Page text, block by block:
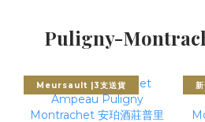
Puligny-
Meursault |3支送貨